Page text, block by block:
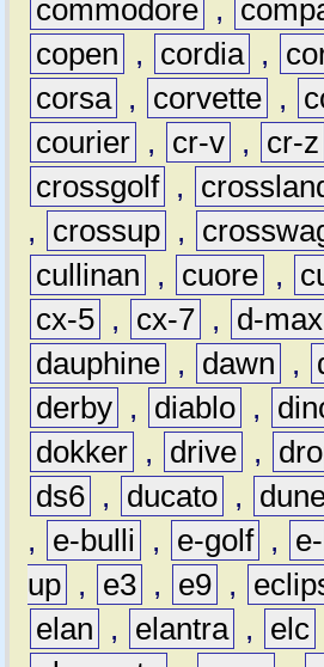
commodore ,
copen
, cordia ,
corsa , corvette ,
courier , cr-v , cr-z
crossgolf ,
,
crossup ,
cullinan
, cuore ,
cx-5 , cx-7 , d-max
dauphine , dawn ,
derby , diablo ,
dokker , drive ,
ds6 , ducato ,
,
e-bulli , e-golf ,
up , e3 , e9 ,
elan
, elantra , elc